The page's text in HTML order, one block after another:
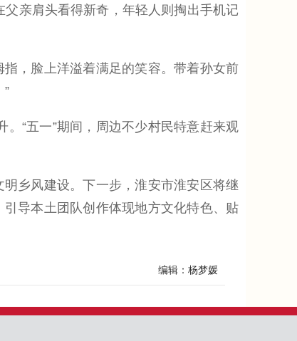
亲肩头看得新奇，年轻人则掏出手机记
，脸上洋溢着满足的笑容。带着孙女前
“五一”期间，周边不少村民特意赶来观
乡风建设。下一步，淮安市淮安区将继
导本土团队创作体现地方文化特色、贴
编辑：杨梦媛